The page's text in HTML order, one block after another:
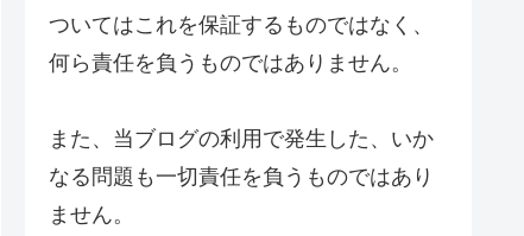
ついてはこれを保証するものではなく、
何ら責任を負うものではありません。
また、当ブログの利用で発生した、いか
なる問題も一切責任を負うものではあり
ません。